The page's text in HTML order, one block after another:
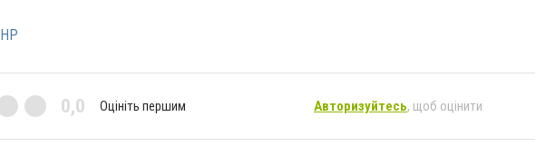
0,0 Оцініть першим Авторизуйтесь, щоб оцінити